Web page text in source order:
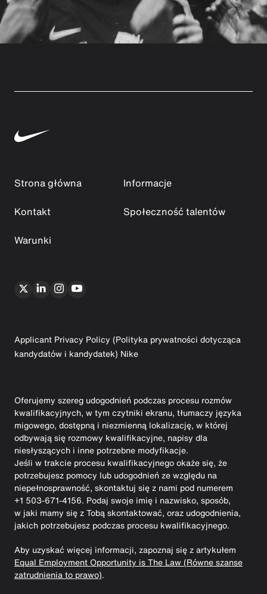
Strona główna
Informacje
Kontakt
Społeczność talentów
Warunki
Applicant Privacy Policy (Polityka prywatności dotycząca
kandydatów i kandydatek) Nike
Oferujemy szereg udogodnień podczas procesu rozmów
kwalifikacyjnych, w tym czytniki ekranu, tłumaczy języka
migowego, dostępną i niezmienną lokalizację, w której
odbywają się rozmowy kwalifikacyjne, napisy dla
niesłyszących i inne potrzebne modyfikacje.
Jeśli w trakcie procesu kwalifikacyjnego okaże się, że
potrzebujesz pomocy lub udogodnień ze względu na
niepełnosprawność, skontaktuj się z nami pod numerem
+1 503-671-4156. Podaj swoje imię i nazwisko, sposób,
w jaki mamy się z Tobą skontaktować, oraz udogodnienia,
jakich potrzebujesz podczas procesu kwalifikacyjnego.
Aby uzyskać więcej informacji, zapoznaj się z artykułem
Equal Employment Opportunity is The Law (Równe szanse
zatrudnienia to prawo).